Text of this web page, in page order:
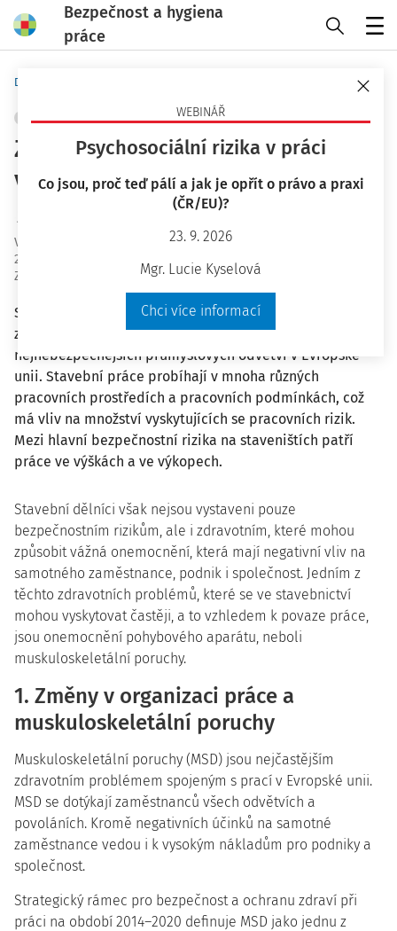
Bezpečnost a hygiena
práce
WEBINÁŘ
Psychosociální rizika v práci
Co jsou, proč teď pálí a jak je opřít o právo a praxi
(ČR/EU)?
23. 9. 2026
Mgr. Lucie Kyselová
Chci více informací
Domů
STAVEBNICTVÍ + PŘIDAT VLASTNÍ
Zdravotní a bezpečnostní rizika
ve stavebnictví
Vydáno
29 minut čtení
Zdroj
Bezpečnost a hygiena práce 2/2021
Stavební průmysl má významný negativní dopad na
zdraví a bezpečnost zaměstnanců. Je jedním z
nejnebezpečnějších průmyslových odvětví v Evropské
unii. Stavební práce probíhají v mnoha různých
pracovních prostředích a pracovních podmínkách, což
má vliv na množství vyskytujících se pracovních rizik.
Mezi hlavní bezpečnostní rizika na staveništích patří
práce ve výškách a ve výkopech.
Stavební dělníci však nejsou vystaveni pouze
bezpečnostním rizikům, ale i zdravotním, které mohou
způsobit vážná onemocnění, která mají negativní vliv na
samotného zaměstnance, podnik i společnost. Jedním z
těchto zdravotních problémů, které se ve stavebnictví
mohou vyskytovat častěji, a to vzhledem k povaze práce,
jsou onemocnění pohybového aparátu, neboli
muskuloskeletální poruchy.
1. Změny v organizaci práce a
muskuloskeletální poruchy
Muskuloskeletální poruchy (MSD) jsou nejčastějším
zdravotním problémem spojeným s prací v Evropské unii.
MSD se dotýkají zaměstnanců všech odvětvích a
povoláních. Kromě negativních účinků na samotné
zaměstnance vedou i k vysokým nákladům pro podniky a
společnost.
Strategický rámec pro bezpečnost a ochranu zdraví při
práci na období 2014–2020 definuje MSD jako jednu z